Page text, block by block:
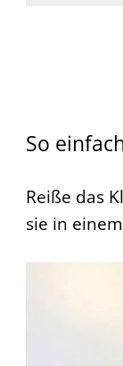
So
Reiße das
sie in